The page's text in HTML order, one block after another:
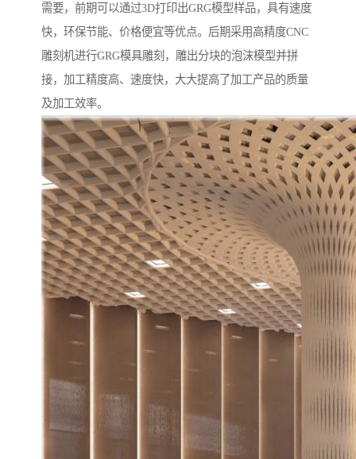
需要，前期可以通过3D打印出GRG模型样品，具有速度
快，环保节能、价格便宜等优点。后期采用高精度CNC
雕刻机进行GRG模具雕刻，雕出分块的泡沫模型并拼
接，加工精度高、速度快，大大提高了加工产品的质量
及加工效率。